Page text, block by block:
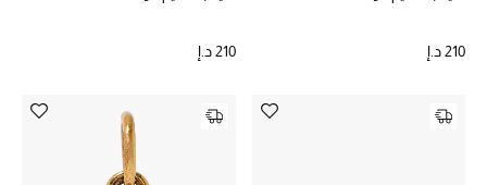
210 د.إ 210 د.إ